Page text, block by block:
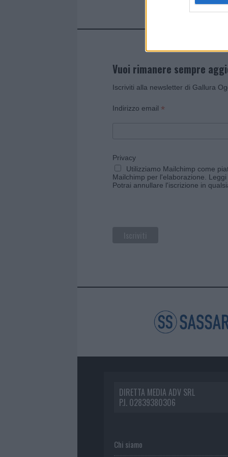
Vuoi rimanere sempre
Iscriviti alla newsletter di Gallura
Indirizzo email *
Privacy
Utilizziamo Mailchimp come
Mailchimp per l'elaborazione.
Potrai annullare l'iscrizione in
DIRETTA MEDIA ADV SRL
P.I. 02839380306
Chi siamo